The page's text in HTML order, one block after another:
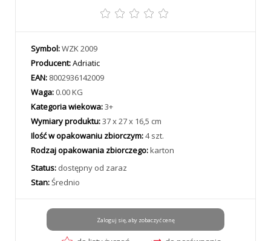
Symbol:WZK 2009
Producent:Adriatic
EAN: 8002936142009
Waga: 0.00 KG
Kategoria wiekowa:3+
Wymiary produktu:37 x 27 x 16,5 cm
Ilość w opakowaniu zbiorczym:4 szt.
Rodzaj opakowania zbiorczego:karton
Status: dostępny od zaraz
Stan:Średnio
Zaloguj się, aby zobaczyć cenę